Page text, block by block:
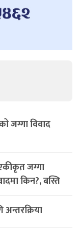
जग्गा विवाद
जग्गा
किन?, बस्ति
हुने
अन्तरक्रिया